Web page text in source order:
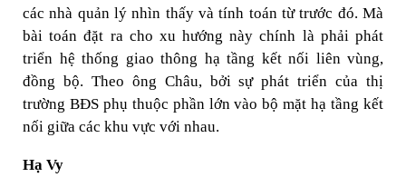
các nhà quản lý nhìn thấy và tính toán từ trước đó. Mà
bài toán đặt ra cho xu hướng này chính là phải phát
triển hệ thống giao thông hạ tầng kết nối liên vùng,
đồng bộ. Theo ông Châu, bởi sự phát triển của thị
trường BĐS phụ thuộc phần lớn vào bộ mặt hạ tầng kết
nối giữa các khu vực với nhau.
Hạ Vy